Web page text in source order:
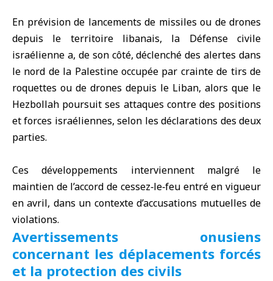
En prévision de lancements de missiles ou de drones
depuis le territoire libanais, la Défense civile
israélienne a, de son côté, déclenché des alertes dans
le nord de la Palestine occupée par crainte de tirs de
roquettes ou de drones depuis le Liban, alors que le
Hezbollah poursuit ses attaques contre des positions
et forces israéliennes, selon les déclarations des deux
parties.
Ces développements interviennent malgré le
maintien de l’accord de cessez‑le‑feu entré en vigueur
en avril, dans un contexte d’accusations mutuelles de
violations.
Avertissements onusiens
concernant les déplacements forcés
et la protection des civils